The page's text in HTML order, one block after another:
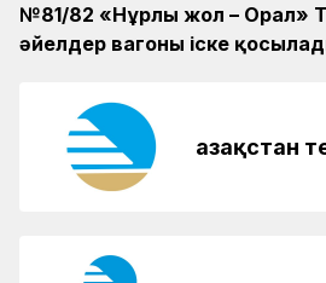
№81/82 «Нұрлы жол – Орал»
әйелдер вагоны іске
Қазақстан